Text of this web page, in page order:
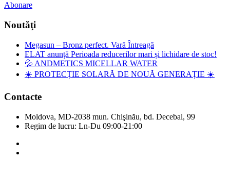
Abonare
Noutăţi
Megasun – Bronz perfect. Vară Întreagă
ELAT anunță Perioada reducerilor mari și lichidare de stoc!
💦 ANDMETICS MICELLAR WATER
☀️ PROTECȚIE SOLARĂ DE NOUĂ GENERAȚIE ☀️
Contacte
Moldova, MD-2038 mun. Chişinău, bd. Decebal, 99
Regim de lucru: Ln-Du 09:00-21:00